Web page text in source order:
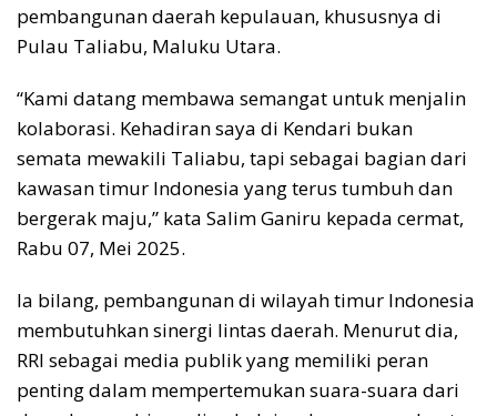
pembangunan daerah kepulauan, khususnya di
Pulau Taliabu, Maluku Utara.
“Kami datang membawa semangat untuk menjalin
kolaborasi. Kehadiran saya di Kendari bukan
semata mewakili Taliabu, tapi sebagai bagian dari
kawasan timur Indonesia yang terus tumbuh dan
bergerak maju,” kata Salim Ganiru kepada cermat,
Rabu 07, Mei 2025.
Ia bilang, pembangunan di wilayah timur Indonesia
membutuhkan sinergi lintas daerah. Menurut dia,
RRI sebagai media publik yang memiliki peran
penting dalam mempertemukan suara-suara dari